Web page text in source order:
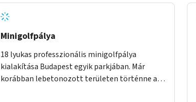
Minigolfpálya
18 lyukas professzionális minigolfpálya
kialakítása Budapest egyik parkjában. Már
korábban lebetonozott területen történne a